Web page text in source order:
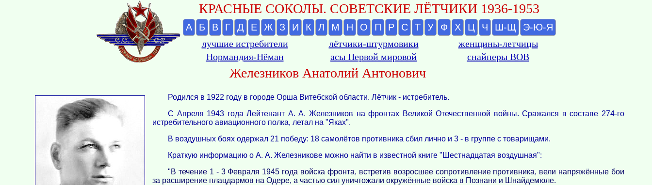
КРАСНЫЕ СОКОЛЫ. СОВЕТСКИЕ ЛЁТЧИКИ 1936-1953
А Б В Г Д Е Ж З И К Л М Н О П Р С Т У Ф Х Ц Ч Ш-Щ
Э-Ю-Я
лучшие истребители
лётчики-штурмовики
женщины-летчицы
Нормандия-Нёман
асы Первой мировой снайперы ВОВ
Железников Анатолий Антонович
Родился в 1922 году в городе Орша Витебской области. Лётчик - истребитель.
С Апреля 1943 года Лейтенант А. А. Железников на фронтах Великой Отечественной войны. Сражался в составе 274-го
истребительного авиационного полка, летал на "Яках".
В воздушных боях одержал 21 победу: 18 самолётов противника сбил лично и 3 - в группе с товарищами.
Краткую информацию о А. А. Железникове можно найти в известной книге "Шестнадцатая воздушная":
"В течение 1 - 3 Февраля 1945 года войска фронта, встретив возросшее сопротивление противника, вели напряжённые бои
за расширение плацдармов на Одере, а частью сил уничтожали окружённые войска в Познани и Шнайдемюле.